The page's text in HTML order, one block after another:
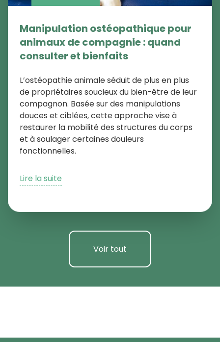
Manipulation ostéopathique pour
animaux de compagnie : quand
consulter et bienfaits
L’ostéopathie animale séduit de plus en plus
de propriétaires soucieux du bien-être de leur
compagnon. Basée sur des manipulations
douces et ciblées, cette approche vise à
restaurer la mobilité des structures du corps
et à soulager certaines douleurs
fonctionnelles.
Lire la suite
Voir tout